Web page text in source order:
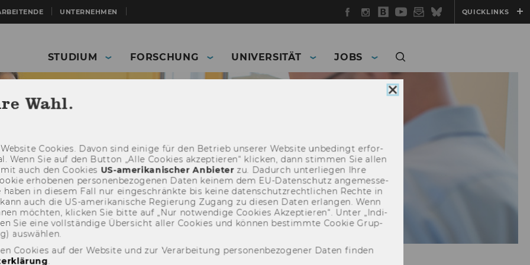
UNTERNEHMEN Facebook
Instagram
WU
Blog
YouTube
Newsletter
BlueskyQUICKLINKS
STUDIUM FORSCHUNG UNIVERSITÄT JOBS
Mitarbeitende
Lehre Mehrfach prämierte Lehrende
Cookie
schließen
Wahl.
Coo­kies. Davon sind ei­ni­ge für den Be­trieb un­se­rer Web­site un­be­dingt er­for­
Wenn Sie auf den But­ton „Alle Coo­kies ak­zep­tie­ren“ kli­cken, dann stim­men Sie allen
auch den Coo­kies US-​amerikanischer An­bie­terzu. Da­durch un­ter­lie­gen Ihre
er­ho­be­nen per­so­nen­be­zo­ge­nen Daten kei­nem dem EU-​Datenschutz an­ge­mes­se­
haben in die­sem Fall nur ein­ge­schränk­te bis keine da­ten­schutz­recht­li­chen Rech­te in
auch die US-​amerikanische Re­gie­rung Zu­gang zu die­sen Daten er­lan­gen. Wenn
möch­ten, kli­cken Sie bitte auf „Nur not­wen­di­ge Coo­kies Ak­zep­tie­ren“. Unter „In­di­
Sie eine voll­stän­di­ge Über­sicht aller Coo­kies und kön­nen be­stimm­te Coo­kie Grup­
aus­wäh­len.
Cookies auf der Website und zur Verarbeitung personenbezogener Daten finden
.